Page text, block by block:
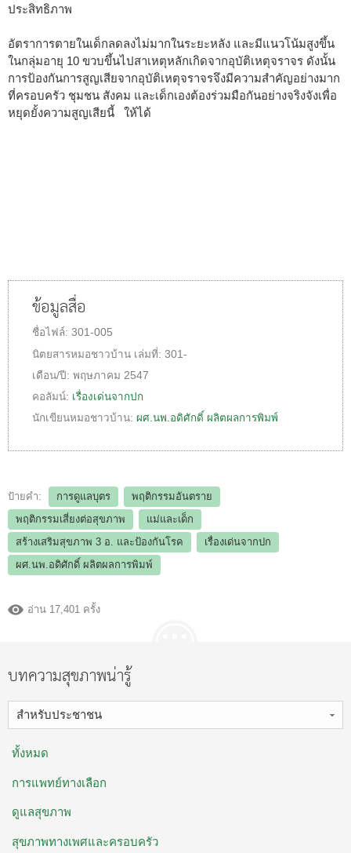
ประสิทธิภาพ
อัตราการตายในเด็กลดลงไม่มากในระยะหลัง และมีแนวโน้มสูงขึ้น
ในกลุ่มอายุ 10 ขวบขึ้นไปสาเหตุหลักเกิดจากอุบัติเหตุจราจร ดังนั้น
การป้องกันการสูญเสียจากอุบัติเหตุจราจรจึงมีความสำคัญอย่างมาก
ที่ครอบครัว ชุมชน สังคม และเด็กเองต้องร่วมมือกันอย่างจริงจังเพื่อ
หยุดยั้งความสูญเสียนี้ ให้ได้
ข้อมูลสื่อ
ชื่อไฟล์: 301-005
นิตยสารหมอชาวบ้าน เล่มที่: 301-
เดือน/ปี: พฤษภาคม 2547
คอลัมน์: เรื่องเด่นจากปก
นักเขียนหมอชาวบ้าน: ผศ.นพ.อดิศักดิ์ ผลิตผลการพิมพ์
ป้ายคำ: การดูแลบุตร
พฤติกรรมอันตราย
พฤติกรรมเสี่ยงต่อสุขภาพ
แม่และเด็ก
สร้างเสริมสุขภาพ 3 อ.​ และป้องกันโรค
เรื่องเด่นจากปก
ผศ.นพ.อดิศักดิ์ ผลิตผลการพิมพ์
อ่าน 17,401 ครั้ง
บทความสุขภาพน่ารู้
สำหรับประชาชน
ทั้งหมด
การแพทย์ทางเลือก
ดูแลสุขภาพ
สุขภาพทางเพศและครอบครัว